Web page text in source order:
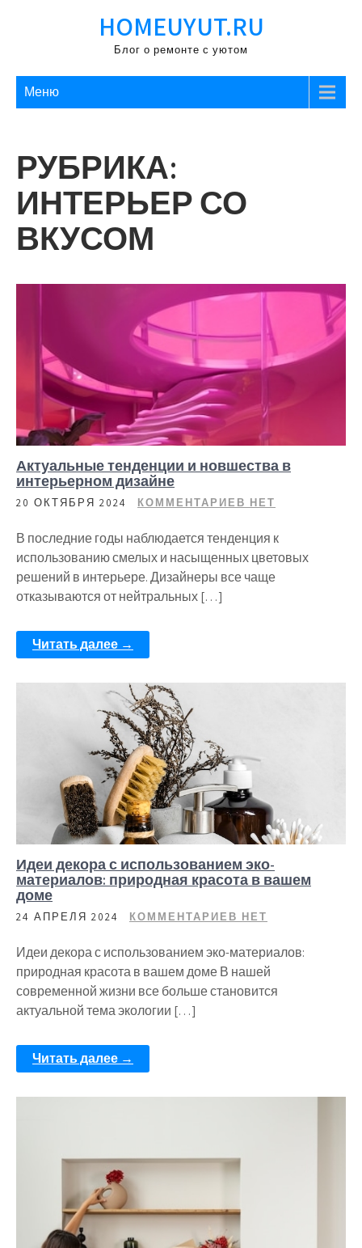
HOMEUYUT.RU
Блог о ремонте с уютом
Меню
РУБРИКА:
ИНТЕРЬЕР СО
ВКУСОМ
Актуальные тенденции и новшества в
интерьерном дизайне
20 ОКТЯБРЯ 2024 КОММЕНТАРИЕВ НЕТ
В последние годы наблюдается тенденция к
использованию смелых и насыщенных цветовых
решений в интерьере. Дизайнеры все чаще
отказываются от нейтральных […]
Читать далее →
Идеи декора с использованием эко-
материалов: природная красота в вашем
доме
24 АПРЕЛЯ 2024 КОММЕНТАРИЕВ НЕТ
Идеи декора с использованием эко-материалов:
природная красота в вашем доме В нашей
современной жизни все больше становится
актуальной тема экологии […]
Читать далее →